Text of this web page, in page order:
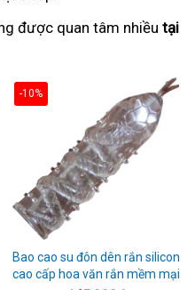
được quan tâm nhiều tại
-10%
Bao cao su đôn dên rắn silicon
cao cấp hoa văn rắn mềm mại